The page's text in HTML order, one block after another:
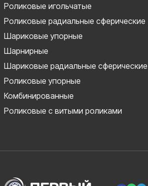
Роликовые игольчатые
Роликовые радиальные сферические
Шариковые упорные
Шарнирные
Шариковые радиальные сферические
Роликовые упорные
Комбинированные
Роликовые с витыми роликами